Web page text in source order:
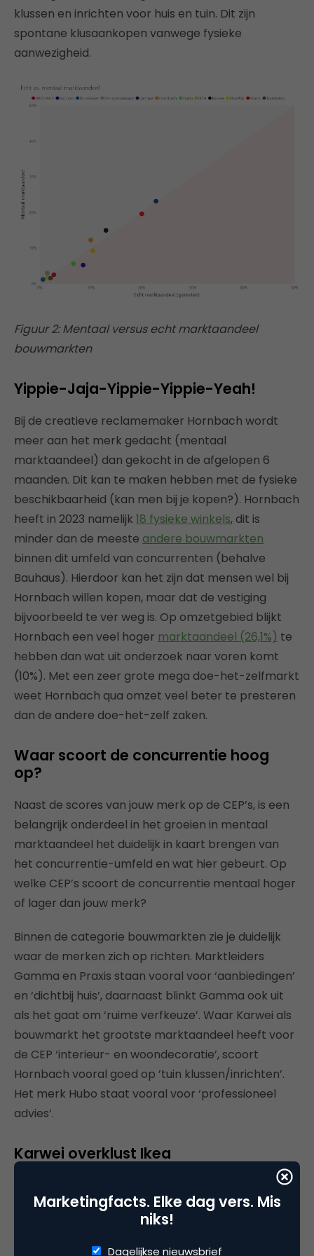
klussen en inrichten voor huis en tuin. Dit zijn
spontane klusaankopen vanwege fysieke
aanwezigheid.
Figuur 2: Mentaal versus echt marktaandeel
bouwmarkten
Yippie-Jaja-Yippie-Yippie-Yeah!
Bij de creatieve reclamemaker Hornbach wordt
meer aan het merk gedacht (mentaal
marktaandeel) dan gekocht in de afgelopen 6
maanden. Dit kan te maken hebben met de fysieke
beschikbaarheid (kan men bij je kopen?). Hornbach
heeft in 2023 namelijk 18 fysieke winkels, dit is
minder dan de meeste andere bouwmarkten
binnen dit umfeld van concurrenten (behalve
Bauhaus). Hierdoor kan het zijn dat mensen wel bij
Hornbach willen kopen, maar dat de vestiging
bijvoorbeeld te ver weg is. Op omzetgebied blijkt
Hornbach een veel hoger marktaandeel (26,1%) te
hebben dan wat uit onderzoek naar voren komt
(10%). Met een zeer grote mega doe-het-zelfmarkt
weet Hornbach qua omzet veel beter te presteren
dan de andere doe-het-zelf zaken.
Waar scoort de concurrentie hoog
op?
Naast de scores van jouw merk op de CEP’s, is een
belangrijk onderdeel in het groeien in mentaal
marktaandeel het duidelijk in kaart brengen van
het concurrentie-umfeld en wat hier gebeurt. Op
welke CEP’s scoort de concurrentie mentaal hoger
of lager dan jouw merk?
Binnen de categorie bouwmarkten zie je duidelijk
waar de merken zich op richten. Marktleiders
Gamma en Praxis staan vooral voor ‘aanbiedingen’
en ‘dichtbij huis’, daarnaast blinkt Gamma ook uit
als het gaat om ‘ruime verfkeuze’. Waar Karwei als
bouwmarkt het grootste marktaandeel heeft voor
de CEP ‘interieur- en woondecoratie’, scoort
Hornbach vooral goed op ’tuin klussen/inrichten’.
Het merk Hubo staat vooral voor ‘professioneel
advies’.
Karwei overklust Ikea
bouwmarkt met mooie interieur- en
woondecoratie. En met succes want het wint
marktaandeel en heeft een concurrent aan Ikea.
Marketingfacts. Elke dag vers. Mis
niks!
Dagelijkse nieuwsbrief